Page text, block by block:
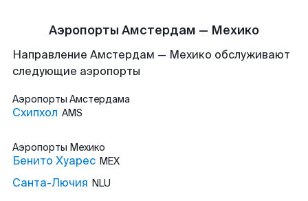
Аэропорты Амстердам — Мехико
Направление Амстердам — Мехико обслуживают
следующие аэропорты
Аэропорты Амстердама
Схипхол AMS
Аэропорты Мехико
Бенито Хуарес MEX
Санта-Лючия NLU